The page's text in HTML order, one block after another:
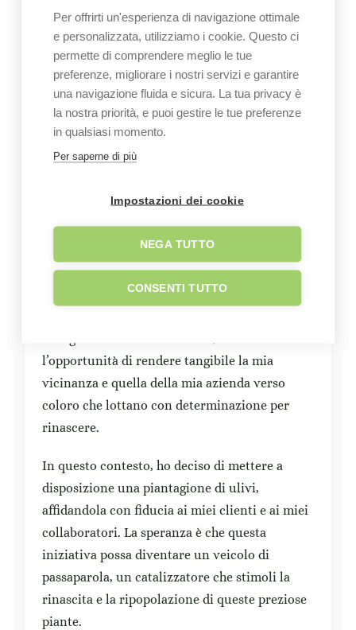
Al mio ritorno, guidato dal desiderio di fare la
mia parte per contribuire al ripristino di
questa comunità agricola, ho deciso di avviare
un progetto personale. Essendo presidente
della rete nazionale “È Ora”, ho sentito
l’urgenza di tutelare il nostro territorio
ideale per tradurre questo impegno in azione
L’idea di sostenere i coltivatori di ulivi pugliesi
è nata spontaneamente, alimentata dalla
volontà di far fronte alle difficoltà che queste
piccole realtà stanno affrontando nel rialzarsi
l’opportunità di rendere tangibile la mia
vicinanza e quella della mia azienda verso
coloro che lottano con determinazione per
rinascere.
In questo contesto, ho deciso di mettere a
disposizione una piantagione di ulivi,
affidandola con fiducia ai miei clienti e ai miei
collaboratori. La speranza è che questa
iniziativa possa diventare un veicolo di
passaparola, un catalizzatore che stimoli la
rinascita e la ripopolazione di queste preziose
piante.
Per offrirti un'esperienza di navigazione ottimale
e personalizzata, utilizziamo i cookie. Questo ci
permette di comprendere meglio le tue
preferenze, migliorare i nostri servizi e garantire
una navigazione fluida e sicura. La tua privacy è
la nostra priorità, e puoi gestire le tue preferenze
in qualsiasi momento.
Per saperne di più
Impostazioni dei cookie
NEGA TUTTO
CONSENTI TUTTO